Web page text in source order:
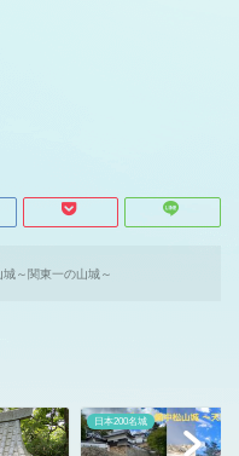
～関東一の山城～
日本200名城